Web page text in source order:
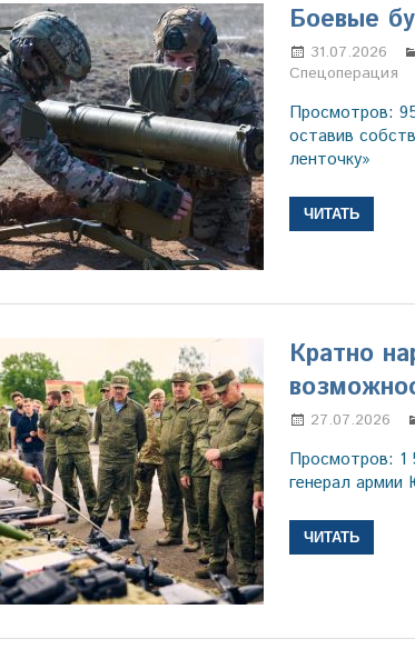
Боевые
31.07.2026
Спецоперация
Просмотров:
оставив
ленточку»
ЧИТАТЬ
Кратно
27.07.2026
Просмотров: 1
генерал армии
ЧИТАТЬ